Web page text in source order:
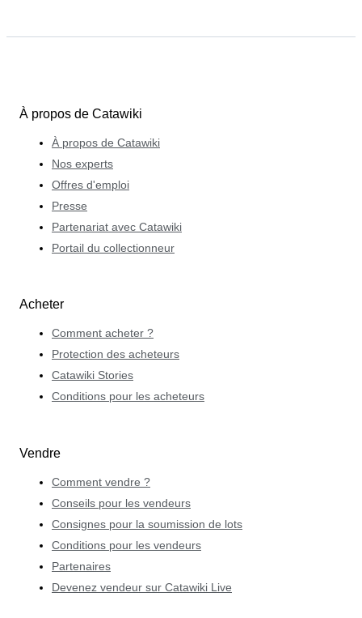
À propos de Catawiki
À propos de Catawiki
Nos experts
Offres d'emploi
Presse
Partenariat avec Catawiki
Portail du collectionneur
Acheter
Comment acheter ?
Protection des acheteurs
Catawiki Stories
Conditions pour les acheteurs
Vendre
Comment vendre ?
Conseils pour les vendeurs
Consignes pour la soumission de lots
Conditions pour les vendeurs
Partenaires
Devenez vendeur sur Catawiki Live